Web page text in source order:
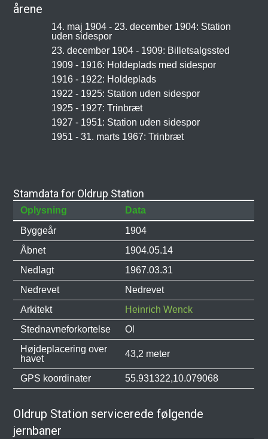
årene
14. maj 1904 - 23. december 1904: Station
uden sidespor
23. december 1904 - 1909: Billetsalgssted
1909 - 1916: Holdeplads med sidespor
1916 - 1922: Holdeplads
1922 - 1925: Station uden sidespor
1925 - 1927: Trinbræt
1927 - 1951: Station uden sidespor
1951 - 31. marts 1967: Trinbræt
Stamdata for Oldrup Station
Oplysning
Data
Byggeår
1904
Åbnet
1904.05.14
Nedlagt
1967.03.31
Nedrevet
Nedrevet
Arkitekt
Heinrich Wenck
Stednavneforkortelse
Ol
Højdeplacering over
havet
43,2 meter
GPS koordinater 55.931322,10.079068
Oldrup Station servicerede følgende
jernbaner